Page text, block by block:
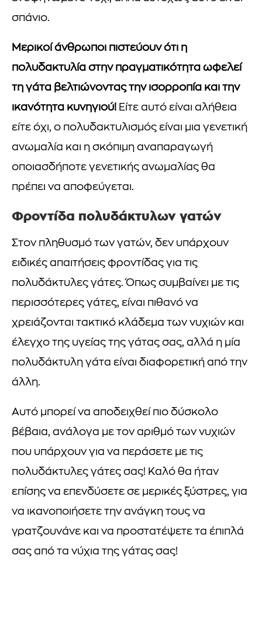
σπάνιο.
Μερικοί άνθρωποι πιστεύουν ότι η
πολυδακτυλία στην πραγματικότητα ωφελεί
τη γάτα βελτιώνοντας την ισορροπία και την
ικανότητα κυνηγιού! Είτε αυτό είναι αλήθεια
είτε όχι, ο πολυδακτυλισμός είναι μια γενετική
ανωμαλία και η σκόπιμη αναπαραγωγή
οποιασδήποτε γενετικής ανωμαλίας θα
πρέπει να αποφεύγεται.
Φροντίδα πολυδάκτυλων γατών
Στον πληθυσμό των γατών, δεν υπάρχουν
ειδικές απαιτήσεις φροντίδας για τις
πολυδάκτυλες γάτες. Όπως συμβαίνει με τις
περισσότερες γάτες, είναι πιθανό να
χρειάζονται τακτικό κλάδεμα των νυχιών και
έλεγχο της υγείας της γάτας σας, αλλά η μία
πολυδάκτυλη γάτα είναι διαφορετική από την
άλλη.
Αυτό μπορεί να αποδειχθεί πιο δύσκολο
βέβαια, ανάλογα με τον αριθμό των νυχιών
που υπάρχουν για να περάσετε με τις
πολυδάκτυλες γάτες σας! Καλό θα ήταν
επίσης να επενδύσετε σε μερικές ξύστρες, για
να ικανοποιήσετε την ανάγκη τους να
γρατζουνάνε και να προστατέψετε τα έπιπλά
σας από τα νύχια της γάτας σας!